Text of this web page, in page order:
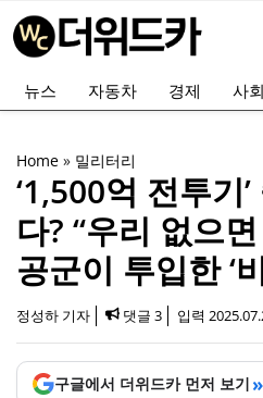
텐
뉴스 자동차 경제 사회
Home » 밀리터리
‘1,500억 전투기
다? “우리 없으
공군이 투입한 ‘
정성하 기자 댓글 3 입력
구글에서 더위드카 먼저 보기 »